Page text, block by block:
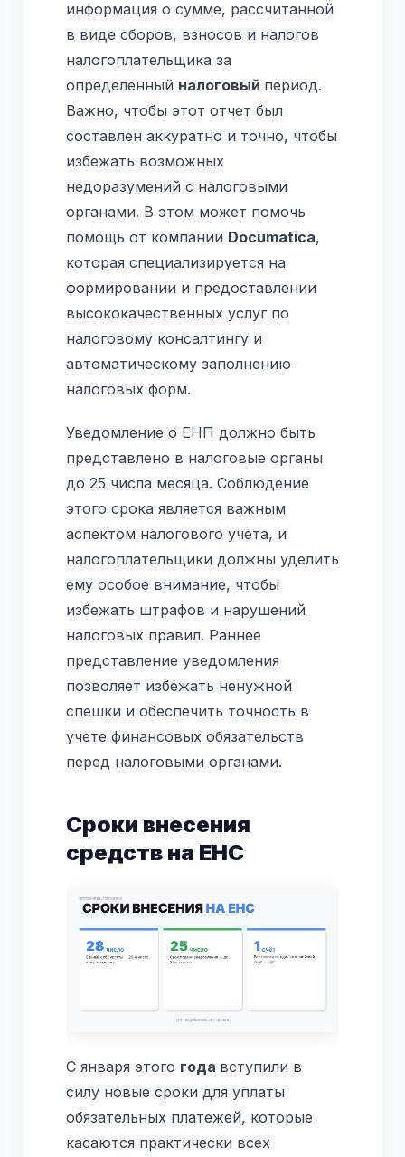
информация о сумме, рассчитанной
в виде сборов, взносов и налогов
налогоплательщика за
определенный налоговый период.
Важно, чтобы этот отчет был
составлен аккуратно и точно, чтобы
избежать возможных
недоразумений с налоговыми
органами. В этом может помочь
помощь от компании Documatica,
которая специализируется на
формировании и предоставлении
высококачественных услуг по
налоговому консалтингу и
автоматическому заполнению
налоговых форм.
Уведомление о ЕНП должно быть
представлено в налоговые органы
до 25 числа месяца. Соблюдение
этого срока является важным
аспектом налогового учета, и
налогоплательщики должны уделить
ему особое внимание, чтобы
избежать штрафов и нарушений
налоговых правил. Раннее
представление уведомления
позволяет избежать ненужной
спешки и обеспечить точность в
учете финансовых обязательств
перед налоговыми органами.
Сроки внесения
средств на ЕНС
С января этого года вступили в
силу новые сроки для уплаты
обязательных платежей, которые
касаются практически всех